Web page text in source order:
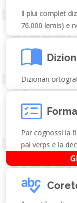
Il plui complet
76.000 lemis) e
Dizionari
Par cognossi la
pai verps e la